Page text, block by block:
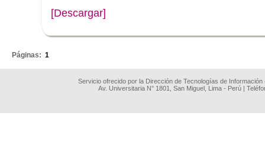
[Descargar]
Páginas: 1
Servicio ofrecido por la Dirección de Tecnologías de
Av. Universitaria N° 1801, San Miguel, Lima - Perú |